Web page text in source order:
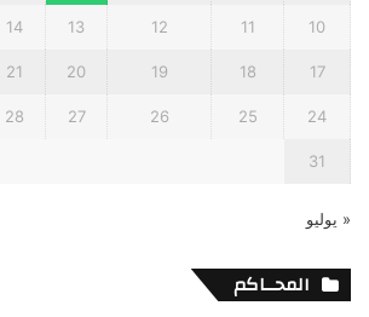
10
11
12
13
14
17
18
19
20
21
24
25
26
27
28
31
« يوليو
المحــاكم